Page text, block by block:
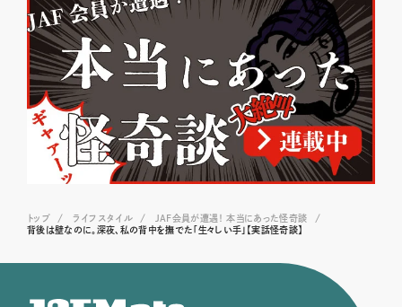
トップ ライフスタイル
JAF会員が遭遇！ 本当にあった怪奇談
背後は壁なのに。深夜、私の背中を撫でた「生々しい手」【実話怪奇談】